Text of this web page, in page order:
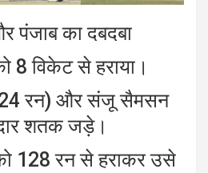
पंजाब का दबदबा
विकेट से हराया।
रन) और संजू सैमसन
शतक जड़े।
128 रन से हराकर उसे